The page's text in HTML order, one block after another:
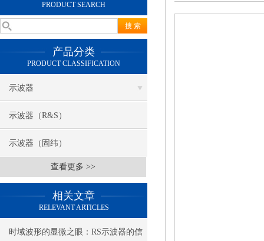
PRODUCT SEARCH
产品分类
PRODUCT CLASSIFICATION
示波器
示波器（R&S）
示波器（固纬）
查看更多 >>
相关文章
RELEVANT ARTICLES
时域波形的显微之眼：RS示波器的信